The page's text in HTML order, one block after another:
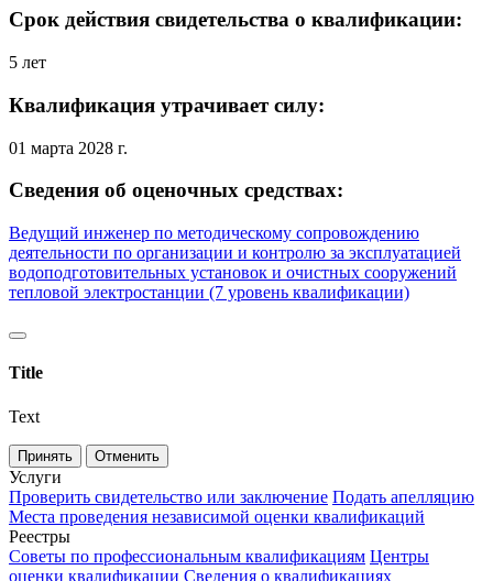
Срок действия свидетельства о квалификации:
5 лет
Квалификация утрачивает силу:
01 марта 2028 г.
Сведения об оценочных средствах:
Ведущий инженер по методическому сопровождению
деятельности по организации и контролю за эксплуатацией
водоподготовительных установок и очистных сооружений
тепловой электростанции (7 уровень квалификации)
Title
Text
Принять Отменить
Услуги
Проверить свидетельство или заключение Подать апелляцию
Места проведения независимой оценки квалификаций
Реестры
Советы по профессиональным квалификациям Центры
оценки квалификации Сведения о квалификациях